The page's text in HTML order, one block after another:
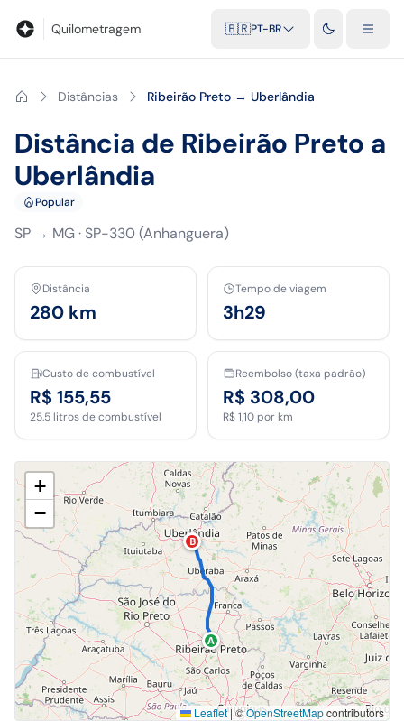
Quilometragem 🇧🇷PT-BR
Distâncias Ribeirão Preto → Uberlândia
Distância de Ribeirão Preto a
Uberlândia
Popular
SP → MG· SP-330 (Anhanguera)
Distância
280 km
Tempo de viagem
3h29
Custo de combustível
R$ 155,55
25.5 litros de combustível
Reembolso (taxa padrão)
R$ 308,00
R$ 1,10 por km
A
B
+
−
Leaflet |©OpenStreetMapcontributors